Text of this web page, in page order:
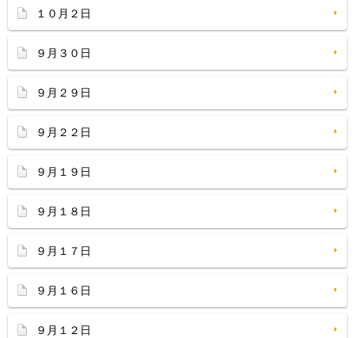
１０月２日
９月３０日
９月２９日
９月２２日
９月１９日
９月１８日
９月１７日
９月１６日
９月１２日